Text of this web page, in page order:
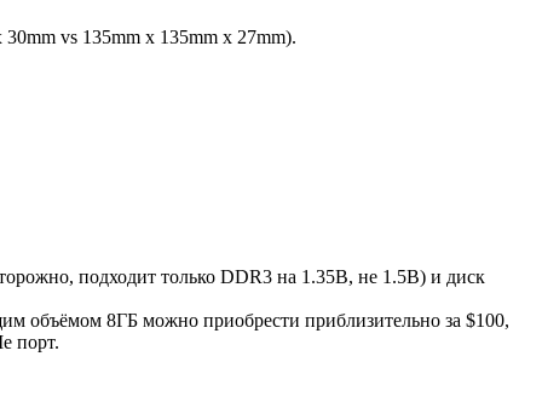
vs 135mm x 135mm x 27mm).
подходит только DDR3 на 1.35В, не 1.5В) и диск
объёмом 8ГБ можно приобрести приблизительно за $100,
порт.